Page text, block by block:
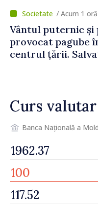
mecanisme care
protejeze”/ Acum 1 oră
Vântul puternic și
provocat pagube
centrul țării.
Curs valutar
Banca Națională a